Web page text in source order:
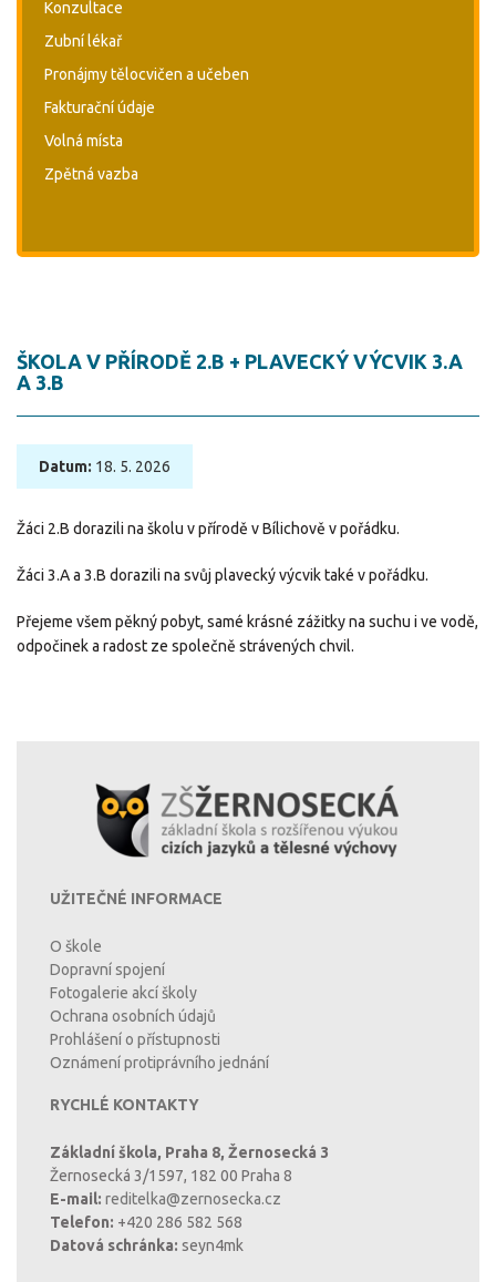
Konzultace
Zubní lékař
Pronájmy tělocvičen a učeben
Fakturační údaje
Volná místa
Zpětná vazba
ŠKOLA V PŘÍRODĚ 2.B + PLAVECKÝ VÝCVIK 3.A
A 3.B
Datum: 18. 5. 2026
Žáci 2.B dorazili na školu v přírodě v Bílichově v pořádku.
Žáci 3.A a 3.B dorazili na svůj plavecký výcvik také v pořádku.
Přejeme všem pěkný pobyt, samé krásné zážitky na suchu i ve vodě,
odpočinek a radost ze společně strávených chvil.
UŽITEČNÉ INFORMACE
O škole
Dopravní spojení
Fotogalerie akcí školy
Ochrana osobních údajů
Prohlášení o přístupnosti
Oznámení protiprávního jednání
RYCHLÉ KONTAKTY
Základní škola, Praha 8, Žernosecká 3
Žernosecká 3/1597, 182 00 Praha 8
E-mail: reditelka@zernosecka.cz
Telefon: +420 286 582 568
Datová schránka: seyn4mk